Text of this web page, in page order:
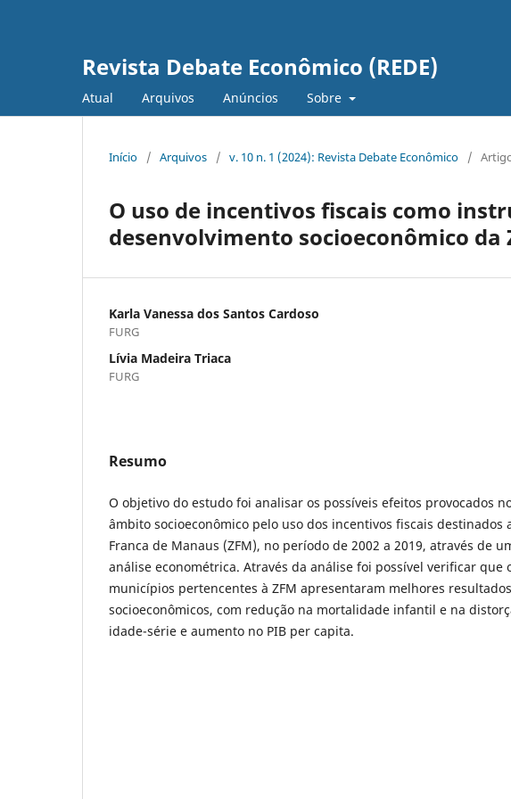
Revista Debate Econômico (REDE)
Atual Arquivos Anúncios Sobre
Início / Arquivos / v. 10 n. 1 (2024): Revista Debate Econômico /
O uso de incentivos fiscais como
desenvolvimento socioeconômico da
Karla Vanessa dos Santos Cardoso
FURG
Lívia Madeira Triaca
FURG
Resumo
O objetivo do estudo foi analisar os possíveis efeitos provocados
âmbito socioeconômico pelo uso dos incentivos fiscais destinados
Franca de Manaus (ZFM), no período de 2002 a 2019, através de
análise econométrica. Através da análise foi possível verificar que
municípios pertencentes à ZFM apresentaram melhores resultados
socioeconômicos, com redução na mortalidade infantil e na
idade-série e aumento no PIB per capita.